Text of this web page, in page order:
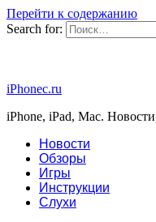
Перейти к содержанию
Search for:
iPhonec.ru
iPhone, iPad, Mac.
Новости
Обзоры
Игры
Инструкции
Слухи